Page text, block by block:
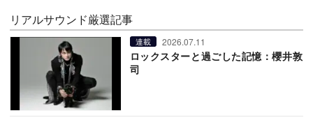
リアルサウンド厳選記事
連載 2026.07.11
ロックスターと過ごした記憶：櫻井敦
司